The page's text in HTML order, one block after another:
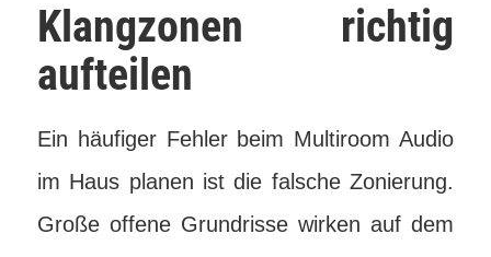
Klangzonen richtig
aufteilen
Ein häufiger Fehler beim Multiroom Audio
im Haus planen ist die falsche Zonierung.
Große offene Grundrisse wirken auf dem